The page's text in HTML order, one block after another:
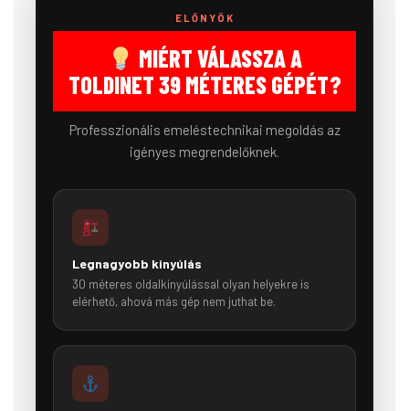
ELŐNYÖK
MIÉRT VÁLASSZA A
TOLDINET 39 MÉTERES GÉPÉT?
Professzionális emeléstechnikai megoldás az
igényes megrendelőknek.
Legnagyobb kinyúlás
30 méteres oldalkinyúlással olyan helyekre is
elérhető, ahová más gép nem juthat be.